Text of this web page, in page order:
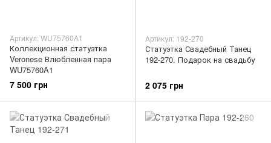
Артикул: WU75760A1
Коллекционная статуэтка
Veronese Влюбленная пара
WU75760A1
7 500 грн
Артикул: 192-270
Статуэтка Свадебный Танец
192-270. Подарок на свадьбу
2 075 грн